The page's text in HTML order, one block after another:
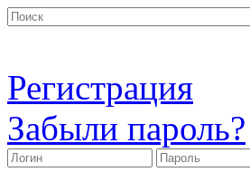
Регистрация
Забыли пароль?